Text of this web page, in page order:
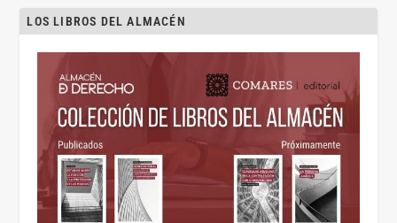
LOS LIBROS DEL ALMACÉN